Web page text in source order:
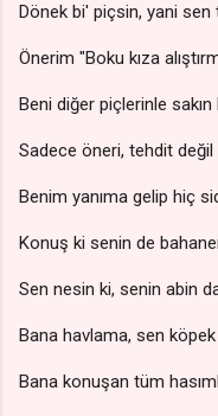
Dönek bi' piçsin, yani sen
Önerim "Boku kıza
Beni diğer piçlerinle sakın
Sadece öneri, tehdit değil
Benim yanıma gelip hiç
Konuş ki senin de
Sen nesin ki, senin abin
Bana havlama, sen
Bana konuşan tüm